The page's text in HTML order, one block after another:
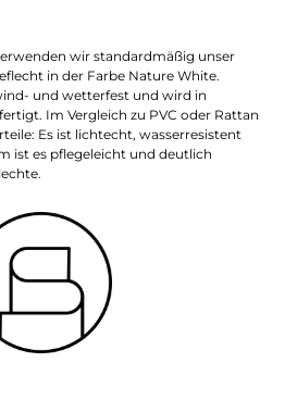
wir standardmäßig unser
in der Farbe Nature White.
und wetterfest und wird in
Im Vergleich zu PVC oder Rattan
Es ist lichtecht, wasserresistent
ist es pflegeleicht und deutlich